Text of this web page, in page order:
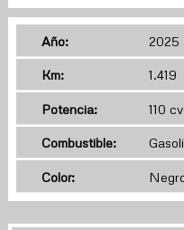
Año: 2025
Km: 1.419
Potencia: 110 cv
Combustible:
Color: